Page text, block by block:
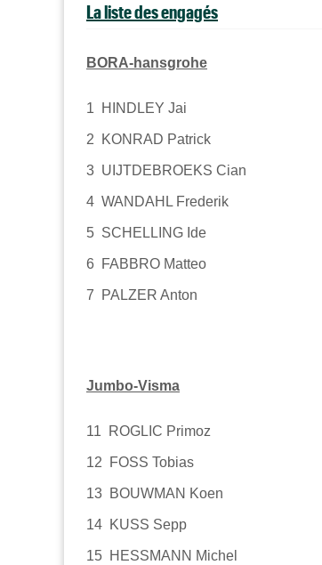
La liste des engagés
BORA-hansgrohe
1 HINDLEY Jai
2 KONRAD Patrick
3 UIJTDEBROEKS Cian
4 WANDAHL Frederik
5 SCHELLING Ide
6 FABBRO Matteo
7 PALZER Anton
Jumbo-Visma
11 ROGLIC Primoz
12 FOSS Tobias
13 BOUWMAN Koen
14 KUSS Sepp
15 HESSMANN Michel